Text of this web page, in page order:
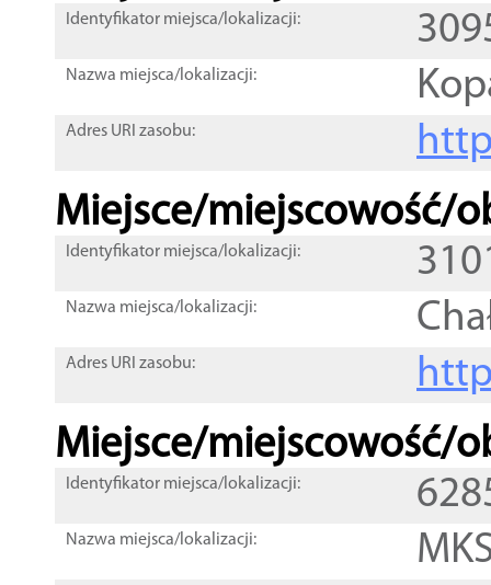
Identyfikator miejsca/lokalizacji:
Nazwa miejsca/lokalizacji:
Adres URI zasobu:
Miejsce/miejscowość/
Identyfikator miejsca/lokalizacji:
Nazwa miejsca/lokalizacji:
Adres URI zasobu:
Miejsce/miejscowość/
Identyfikator miejsca/lokalizacji:
Nazwa miejsca/lokalizacji: